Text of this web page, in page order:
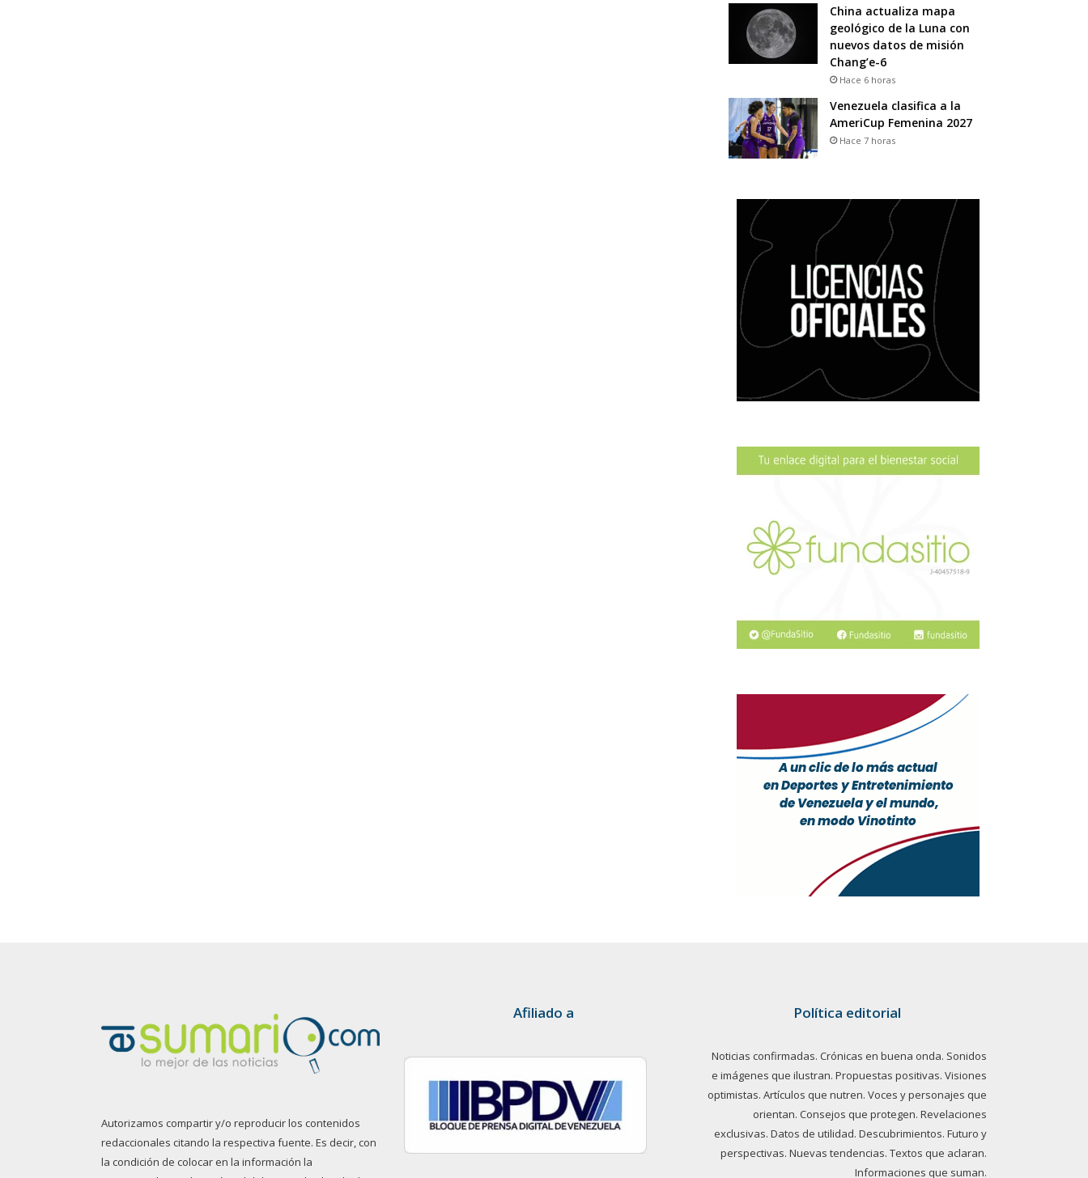
China actualiza mapa
geológico de la Luna con
nuevos datos de misión
Chang’e-6
Hace 6 horas
Venezuela clasifica a la
AmeriCup Femenina 2027
Hace 7 horas
Autorizamos compartir y/o reproducir los contenidos
redaccionales citando la respectiva fuente. Es decir, con
la condición de colocar en la información la
Afiliado a Política editorial
Noticias confirmadas. Crónicas en buena onda. Sonidos
e imágenes que ilustran. Propuestas positivas. Visiones
optimistas. Artículos que nutren. Voces y personajes que
orientan. Consejos que protegen. Revelaciones
exclusivas. Datos de utilidad. Descubrimientos. Futuro y
perspectivas. Nuevas tendencias. Textos que aclaran.
Informaciones que suman.